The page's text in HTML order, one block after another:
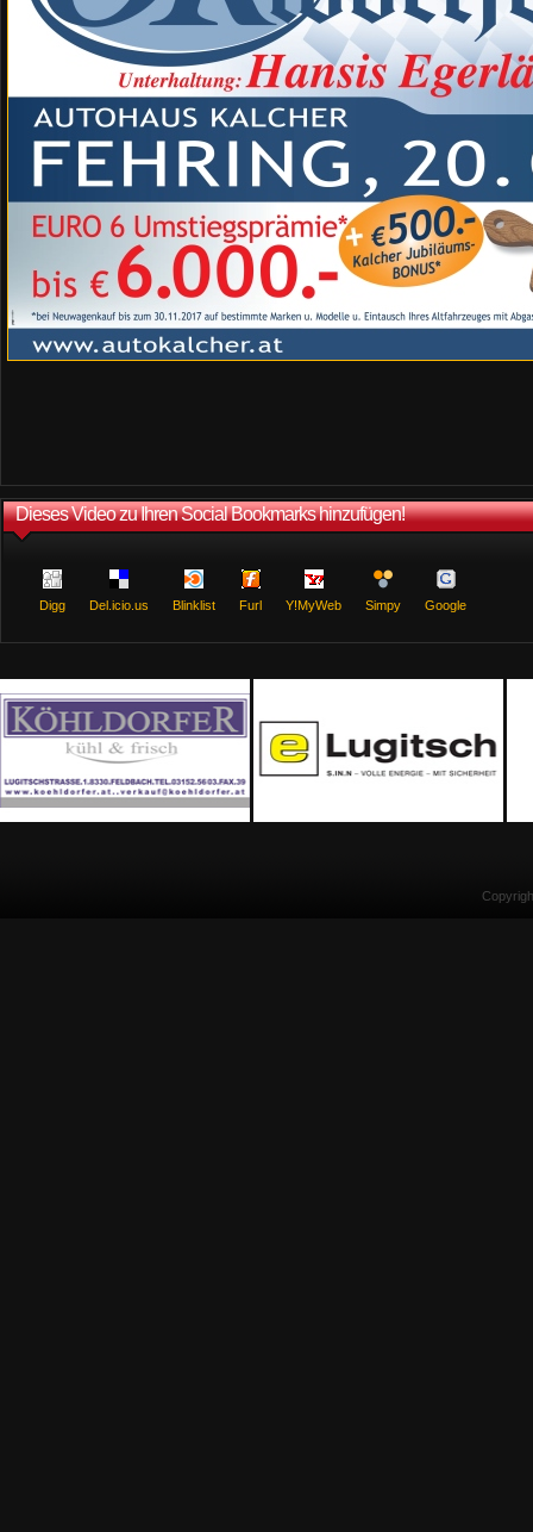
Dieses Video zu Ihren Social Bookmarks hinzufügen!
Digg Del.icio.us Blinklist Furl Y!MyWeb Simpy Google